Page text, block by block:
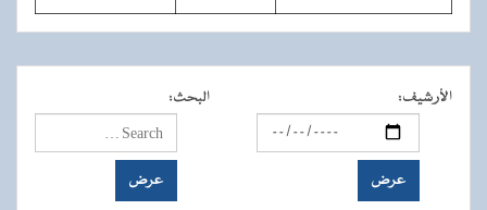
الأرشيف: البحث: